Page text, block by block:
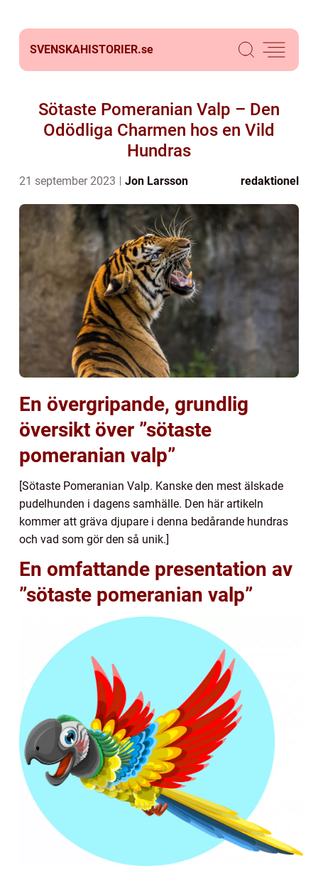
SVENSKAHISTORIER.se
Sötaste Pomeranian Valp – Den
Odödliga Charmen hos en Vild
Hundras
21 september 2023 Jon Larsson redaktionel
En övergripande, grundlig
översikt över ”sötaste
pomeranian valp”
[Sötaste Pomeranian Valp. Kanske den mest älskade
pudelhunden i dagens samhälle. Den här artikeln
kommer att gräva djupare i denna bedårande hundras
och vad som gör den så unik.]
En omfattande presentation av
”sötaste pomeranian valp”